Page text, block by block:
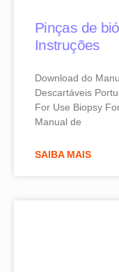
Pinças de
Instruções
Download do
Descartáveis
For Use Biopsy
Manual de
SAIBA MAIS